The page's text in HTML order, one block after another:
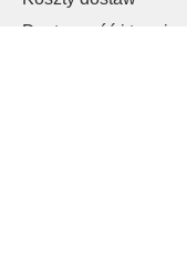
Dostępność i terminy